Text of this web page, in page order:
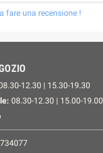
fare una recensione !
12.30 | 15.30-19.30
08.30-12.30 | 15.00-19.00